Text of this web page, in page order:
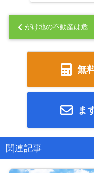
がけ地の不動産は危険？がけ条例を理解して安全な選択を...
無
ま
関連記事